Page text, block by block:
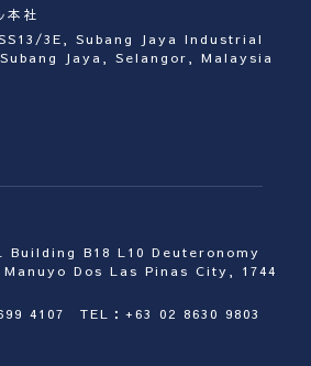
本社
3E, Subang Jaya Industrial
Jaya, Selangor, Malaysia
Building B18 L10 Deuteronomy
Dos Las Pinas City, 1744
4107 TEL：+63 02 8630 9803